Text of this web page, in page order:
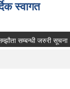
स्वागत
जरुरी सूचना ।